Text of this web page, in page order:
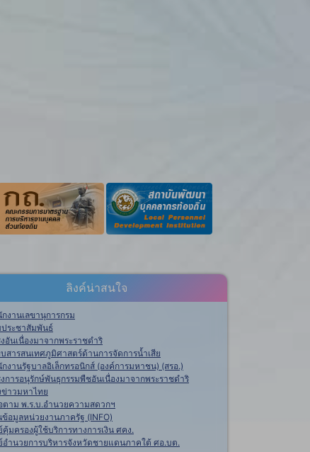
ลิงค์น่าสนใจ
งานเลขานุการกรม
ประชาสัมพันธ์
อันเนื่องมาจากพระราชดำริ
บสารสนเทศภูมิศาสตร์ด้านการจัดการน้ำเสีย
กงานรัฐบาลอิเล็กทรอนิกส์ (องค์การมหาชน) (สรอ.)
การอนุรักษ์พันธุกรรมพืชอันเนื่องมาจากพระราชดำริ
ข่าวมหาไทย
ตาม พ.ร.บ.อำนวยความสดวกฯ
อมูลหน่วยงานภาครัฐ (INFO)
มครองผู้ใช้บริการทางการเงิน ศคง.
อำนวยการบริหารจังหวัดชายแดนภาคใต้ ศอ.บต.